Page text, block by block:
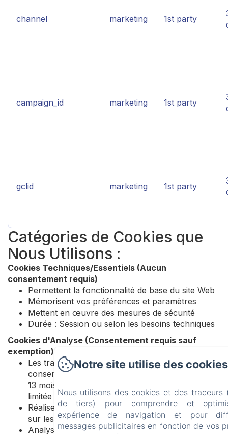
channel marketing 1st party
campaign_id marketing 1st party
gclid marketing 1st party
Catégories de Cookies que
Nous Utilisons :
Cookies Techniques/Essentiels (Aucun
consentement requis)
Permettent la fonctionnalité de base du site Web
Mémorisent vos préférences et paramètres
Mettent en œuvre des mesures de sécurité
Durée : Session ou selon les besoins techniques
Cookies d'Analyse (Consentement requis sauf
exemption)
Les traceurs de mesure d'audience exemptés de
consentement ont une durée de vie maximale de
13 mois, avec une conservation des données
limitée à 25 mois
Réalisent des études et établissent des statistiques
sur les visites et l'utilisation
Analysent les parcours utilisateurs et améliorent
Notre site utilise des cookies
Nous utilisons des cookies et des traceurs
de tiers) pour comprendre et
expérience de navigation et pour
messages publicitaires en fonction de vos